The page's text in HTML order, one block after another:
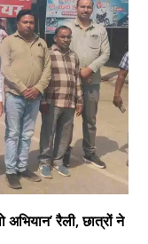
रैली, छात्रों ने